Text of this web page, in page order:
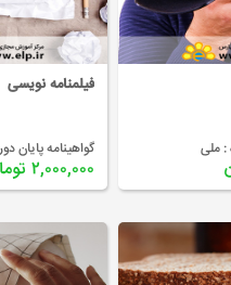
:ملی
فیلمنامه نویسی
گواهینامه پایان
۲,۰۰۰,۰۰۰ تومان